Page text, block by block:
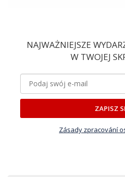
NAJWAŻNIEJSZE
W TWOJEJ
ZAPISZ
Zásady zpracování